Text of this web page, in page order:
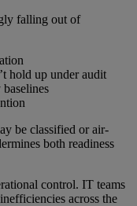
falling out of
hold up under audit
be classified or air-
both readiness
control. IT teams
across the